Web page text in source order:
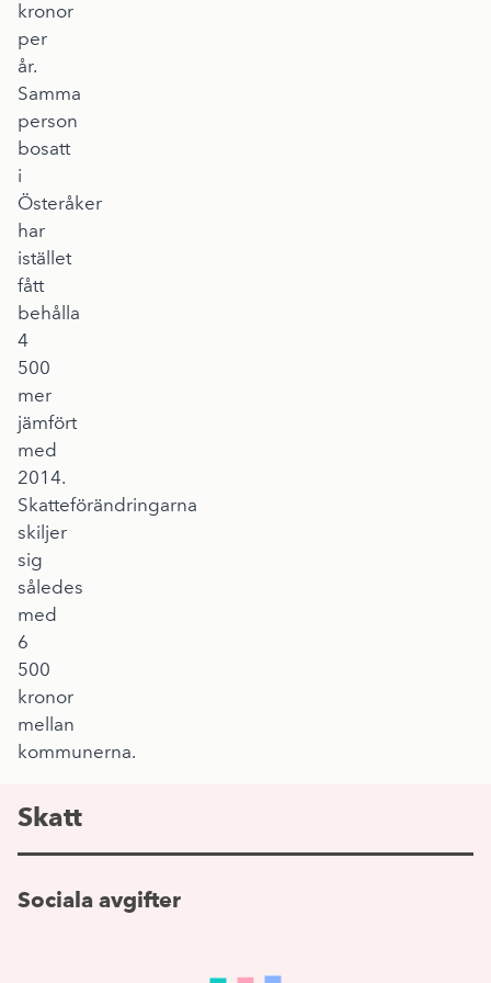
kronor
per
år.
Samma
person
bosatt
i
Österåker
har
istället
fått
behålla
4
500
mer
jämfört
med
2014.
Skatteförändringarna
skiljer
sig
således
med
6
500
kronor
mellan
kommunerna.
Skatt
Sociala avgifter